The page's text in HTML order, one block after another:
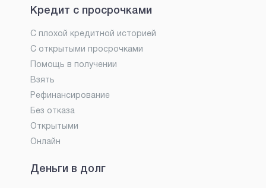
Кредит с просрочками
С плохой кредитной историей
С открытыми просрочками
Помощь в получении
Взять
Рефинансирование
Без отказа
Открытыми
Онлайн
Деньги в долг